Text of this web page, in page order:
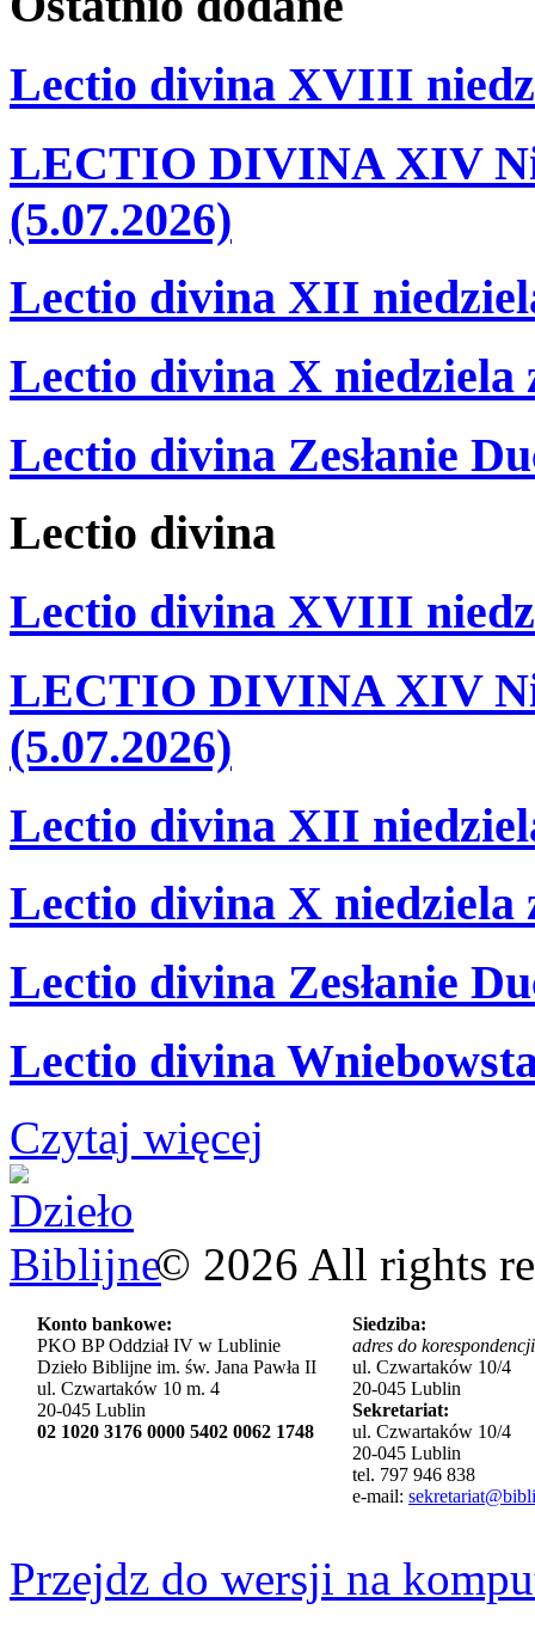
Lectio divina XVIII
LECTIO DIVINA XIV
(5.07.2026)
Lectio divina XII
Lectio divina X niedziela
Lectio divina Zesłanie
Lectio divina
Lectio divina XVIII
LECTIO DIVINA XIV
(5.07.2026)
Lectio divina XII
Lectio divina X niedziela
Lectio divina Zesłanie
Lectio divina
Czytaj więcej
© 2026 All rights
Konto bankowe:
PKO BP Oddział IV w Lublinie
Dzieło Biblijne im. św. Jana Pawła II
ul. Czwartaków 10 m. 4
20-045 Lublin
02 1020 3176 0000 5402 0062 1748
Siedziba:
adres do
ul. Czwartaków 10/4
20-045 Lublin
Sekretariat:
ul. Czwartaków 10/4
20-045 Lublin
tel. 797 946 838
e-mail:
Przejdz do wersji na